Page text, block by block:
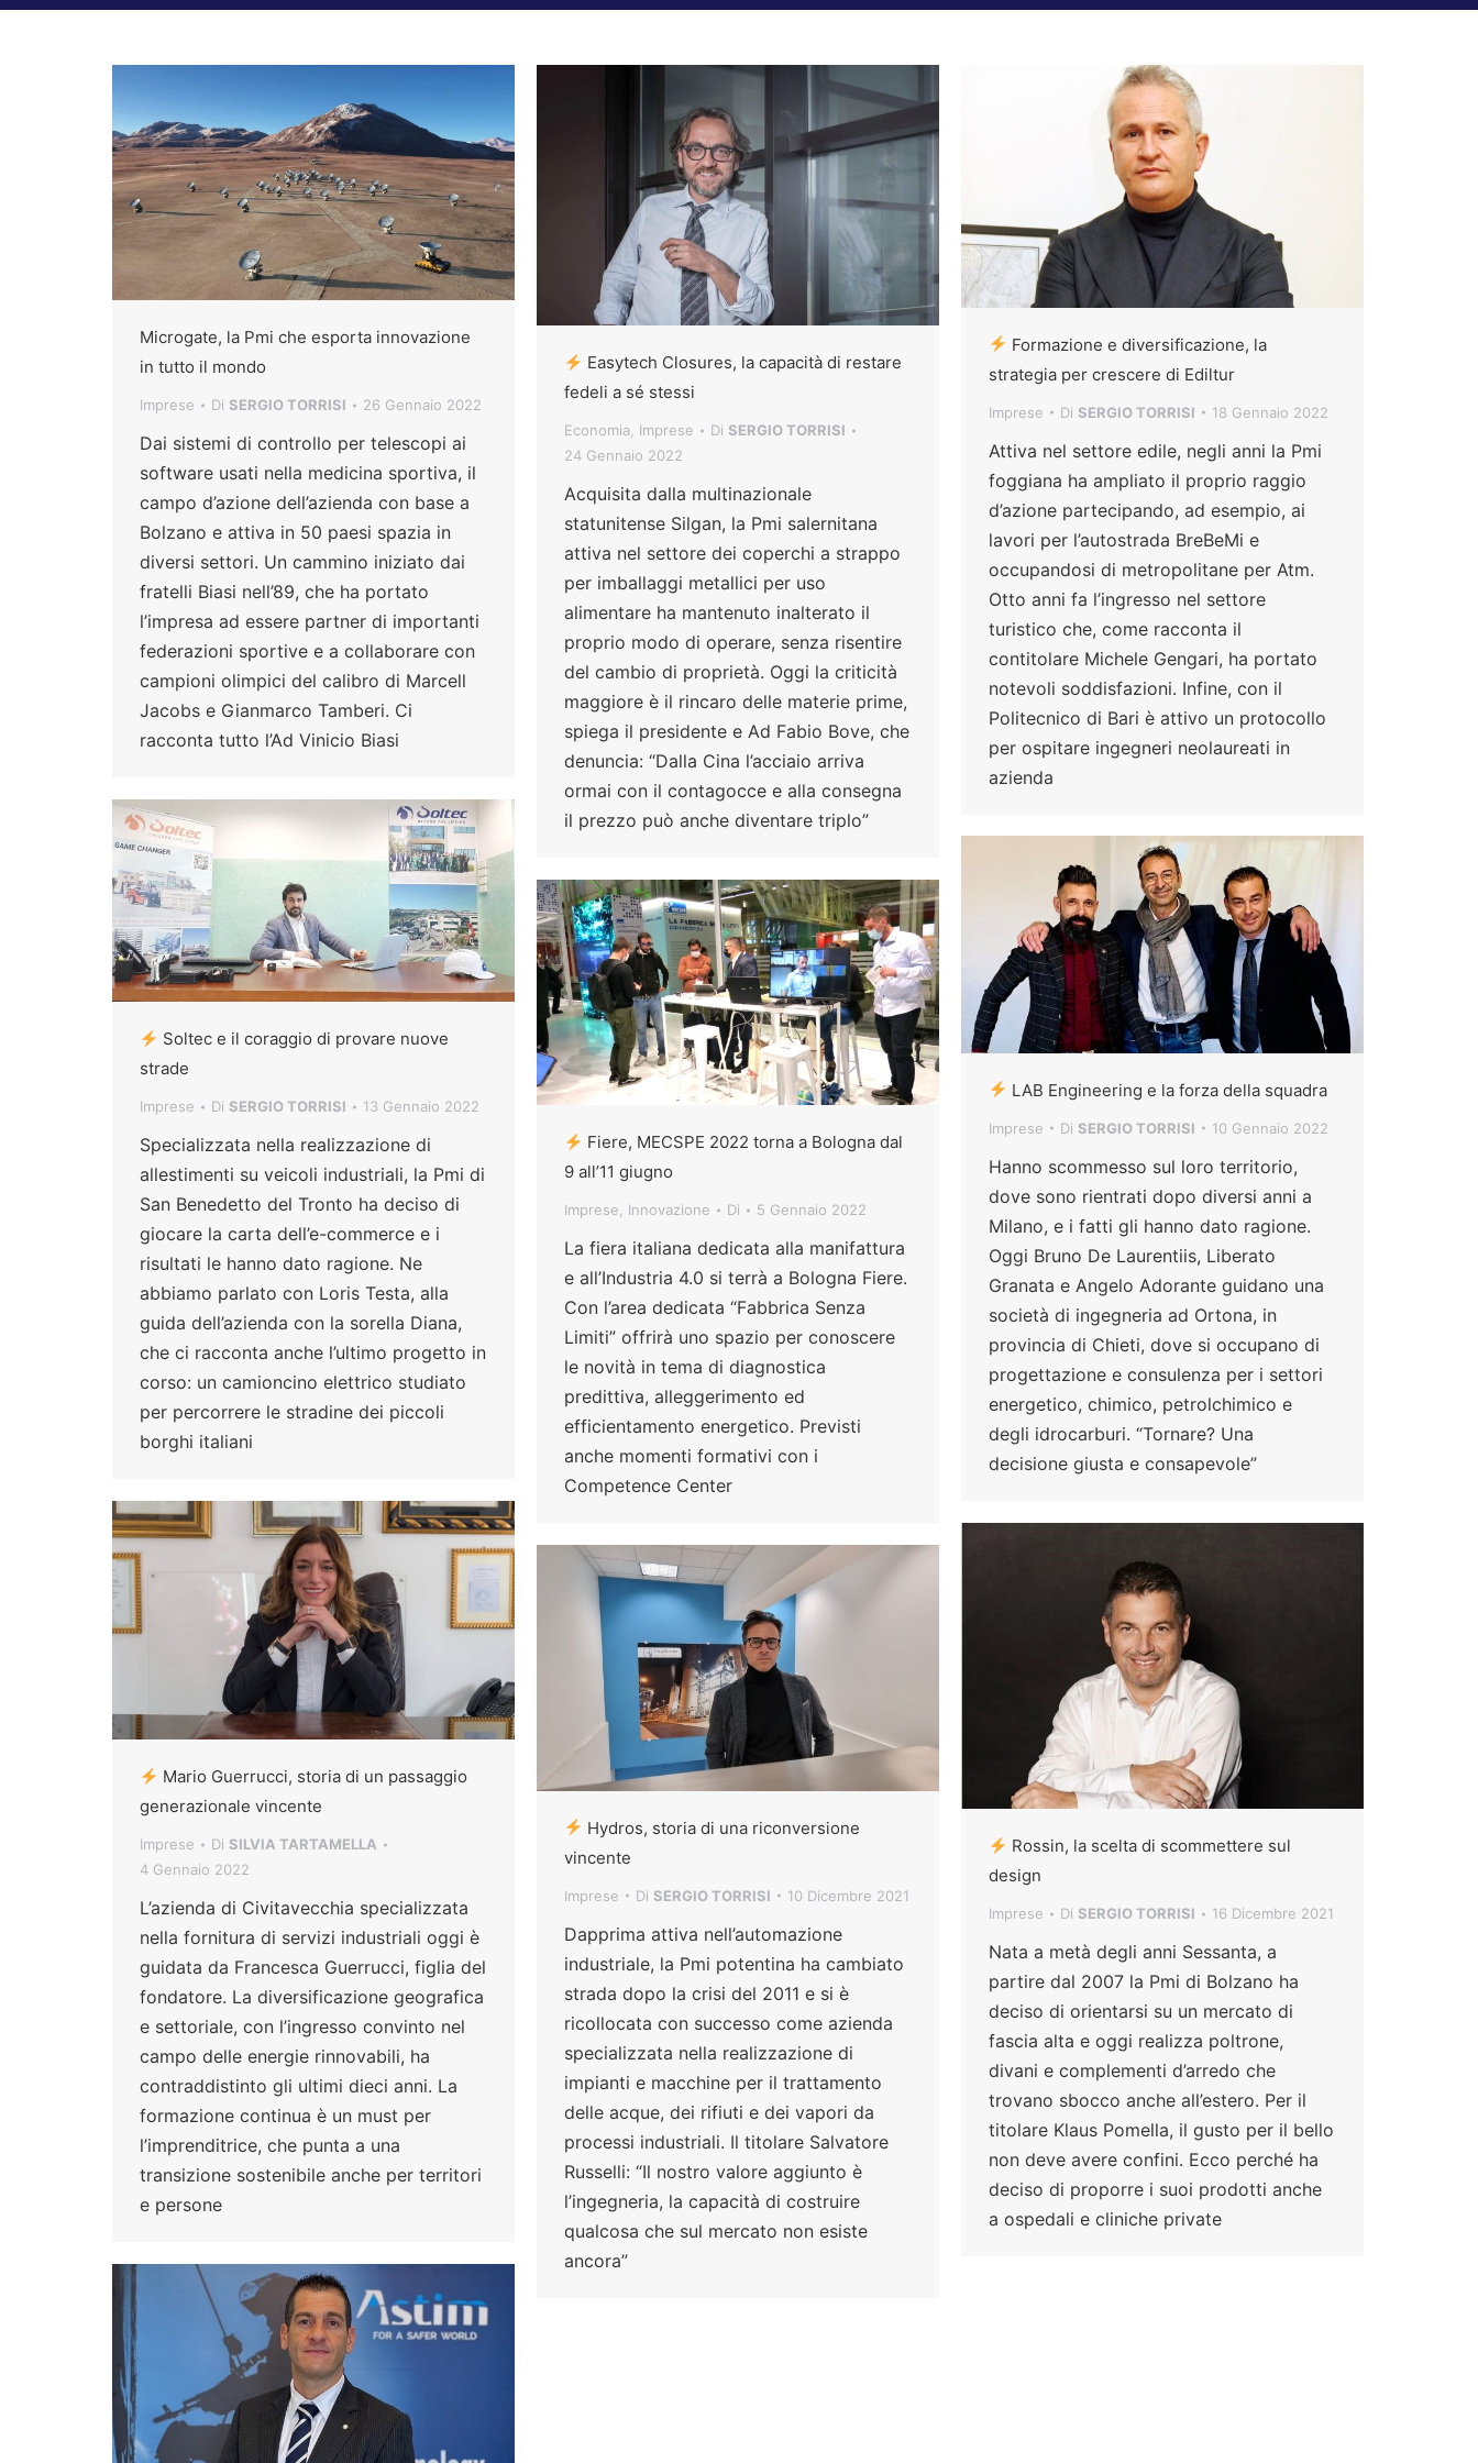
Microgate, la Pmi che esporta innovazione
in tutto il mondo
Imprese Di SERGIO TORRISI 26 Gennaio 2022
Dai sistemi di controllo per telescopi ai
software usati nella medicina sportiva, il
campo d’azione dell’azienda con base a
Bolzano e attiva in 50 paesi spazia in
diversi settori. Un cammino iniziato dai
fratelli Biasi nell’89, che ha portato
l’impresa ad essere partner di importanti
federazioni sportive e a collaborare con
campioni olimpici del calibro di Marcell
Jacobs e Gianmarco Tamberi. Ci
racconta tutto l’Ad Vinicio Biasi
Easytech Closures, la capacità di restare
fedeli a sé stessi
Economia, Imprese Di SERGIO TORRISI
24 Gennaio 2022
Acquisita dalla multinazionale
statunitense Silgan, la Pmi salernitana
attiva nel settore dei coperchi a strappo
per imballaggi metallici per uso
alimentare ha mantenuto inalterato il
proprio modo di operare, senza risentire
del cambio di proprietà. Oggi la criticità
maggiore è il rincaro delle materie prime,
spiega il presidente e Ad Fabio Bove, che
denuncia: “Dalla Cina l’acciaio arriva
ormai con il contagocce e alla consegna
il prezzo può anche diventare triplo”
Formazione e diversificazione, la
strategia per crescere di Ediltur
Imprese Di SERGIO TORRISI 18 Gennaio 2022
Attiva nel settore edile, negli anni la Pmi
foggiana ha ampliato il proprio raggio
d’azione partecipando, ad esempio, ai
lavori per l’autostrada BreBeMi e
occupandosi di metropolitane per Atm.
Otto anni fa l’ingresso nel settore
turistico che, come racconta il
contitolare Michele Gengari, ha portato
notevoli soddisfazioni. Infine, con il
Politecnico di Bari è attivo un protocollo
per ospitare ingegneri neolaureati in
azienda
Soltec e il coraggio di provare nuove
strade
Imprese Di SERGIO TORRISI 13 Gennaio 2022
Specializzata nella realizzazione di
allestimenti su veicoli industriali, la Pmi di
San Benedetto del Tronto ha deciso di
giocare la carta dell’e-commerce e i
risultati le hanno dato ragione. Ne
abbiamo parlato con Loris Testa, alla
guida dell’azienda con la sorella Diana,
che ci racconta anche l’ultimo progetto in
corso: un camioncino elettrico studiato
per percorrere le stradine dei piccoli
borghi italiani
LAB Engineering e la forza della squadra
Imprese Di SERGIO TORRISI 10 Gennaio 2022
Hanno scommesso sul loro territorio,
dove sono rientrati dopo diversi anni a
Milano, e i fatti gli hanno dato ragione.
Oggi Bruno De Laurentiis, Liberato
Granata e Angelo Adorante guidano una
società di ingegneria ad Ortona, in
provincia di Chieti, dove si occupano di
progettazione e consulenza per i settori
energetico, chimico, petrolchimico e
degli idrocarburi. “Tornare? Una
decisione giusta e consapevole”
Fiere, MECSPE 2022 torna a Bologna dal
9 all’11 giugno
Imprese, Innovazione Di 5 Gennaio 2022
La fiera italiana dedicata alla manifattura
e all’Industria 4.0 si terrà a Bologna Fiere.
Con l’area dedicata “Fabbrica Senza
Limiti” offrirà uno spazio per conoscere
le novità in tema di diagnostica
predittiva, alleggerimento ed
efficientamento energetico. Previsti
anche momenti formativi con i
Competence Center
Mario Guerrucci, storia di un passaggio
generazionale vincente
Imprese Di SILVIA TARTAMELLA
4 Gennaio 2022
L’azienda di Civitavecchia specializzata
nella fornitura di servizi industriali oggi è
guidata da Francesca Guerrucci, figlia del
fondatore. La diversificazione geografica
e settoriale, con l’ingresso convinto nel
campo delle energie rinnovabili, ha
contraddistinto gli ultimi dieci anni. La
formazione continua è un must per
l’imprenditrice, che punta a una
transizione sostenibile anche per territori
e persone
Rossin, la scelta di scommettere sul
design
Imprese Di SERGIO TORRISI 16 Dicembre 2021
Nata a metà degli anni Sessanta, a
partire dal 2007 la Pmi di Bolzano ha
deciso di orientarsi su un mercato di
fascia alta e oggi realizza poltrone,
divani e complementi d’arredo che
trovano sbocco anche all’estero. Per il
titolare Klaus Pomella, il gusto per il bello
non deve avere confini. Ecco perché ha
deciso di proporre i suoi prodotti anche
a ospedali e cliniche private
Hydros, storia di una riconversione
vincente
Imprese Di SERGIO TORRISI 10 Dicembre 2021
Dapprima attiva nell’automazione
industriale, la Pmi potentina ha cambiato
strada dopo la crisi del 2011 e si è
ricollocata con successo come azienda
specializzata nella realizzazione di
impianti e macchine per il trattamento
delle acque, dei rifiuti e dei vapori da
processi industriali. Il titolare Salvatore
Russelli: “Il nostro valore aggiunto è
l’ingegneria, la capacità di costruire
qualcosa che sul mercato non esiste
ancora”